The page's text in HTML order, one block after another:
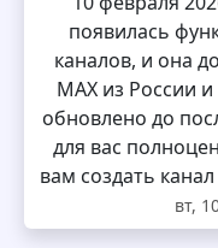
появилась
каналов, и она
MAX из России
обновлено до
для вас
вам создать
вт,